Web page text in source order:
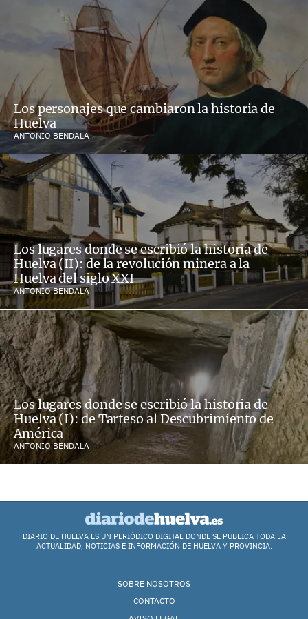
Los personajes que cambiaron la historia de
Huelva
ANTONIO BENDALA
Los lugares donde se escribió la historia de
Huelva (II): de la revolución minera a la
Huelva del siglo XXI
ANTONIO BENDALA
Los lugares donde se escribió la historia de
Huelva (I): de Tarteso al Descubrimiento de
América
ANTONIO BENDALA
DIARIO DE HUELVA ES UN PERIÓDICO DIGITAL DONDE SE PUBLICA TODA LA
ACTUALIDAD, NOTICIAS E INFORMACIÓN DE HUELVA Y PROVINCIA.
SOBRE NOSOTROS
CONTACTO